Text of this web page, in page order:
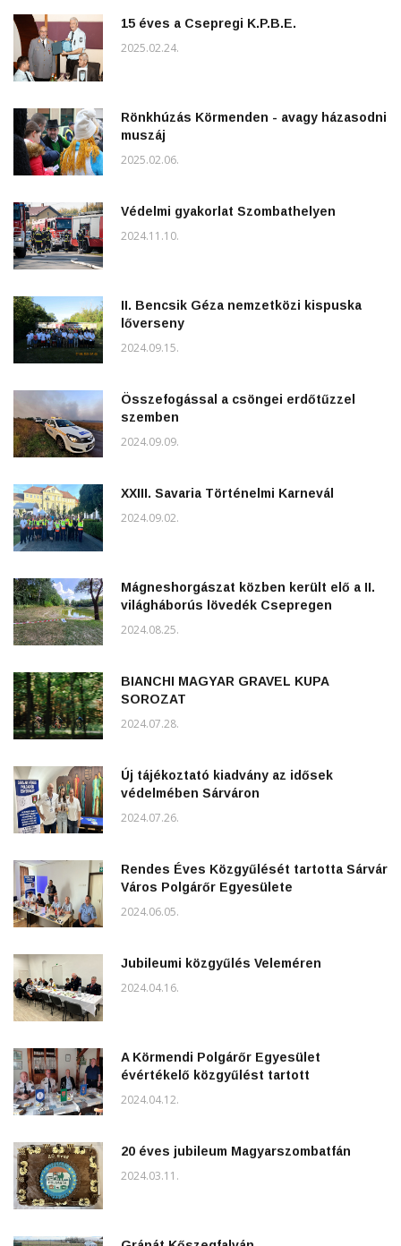
15 éves a Csepregi K.P.B.E.
2025.02.24.
Rönkhúzás Körmenden - avagy házasodni
muszáj
2025.02.06.
Védelmi gyakorlat Szombathelyen
2024.11.10.
II. Bencsik Géza nemzetközi kispuska
lőverseny
2024.09.15.
Összefogással a csöngei erdőtűzzel
szemben
2024.09.09.
XXIII. Savaria Történelmi Karnevál
2024.09.02.
Mágneshorgászat közben került elő a II.
világháborús lövedék Csepregen
2024.08.25.
BIANCHI MAGYAR GRAVEL KUPA
SOROZAT
2024.07.28.
Új tájékoztató kiadvány az idősek
védelmében Sárváron
2024.07.26.
Rendes Éves Közgyűlését tartotta Sárvár
Város Polgárőr Egyesülete
2024.06.05.
Jubileumi közgyűlés Veleméren
2024.04.16.
A Körmendi Polgárőr Egyesület
évértékelő közgyűlést tartott
2024.04.12.
20 éves jubileum Magyarszombatfán
2024.03.11.